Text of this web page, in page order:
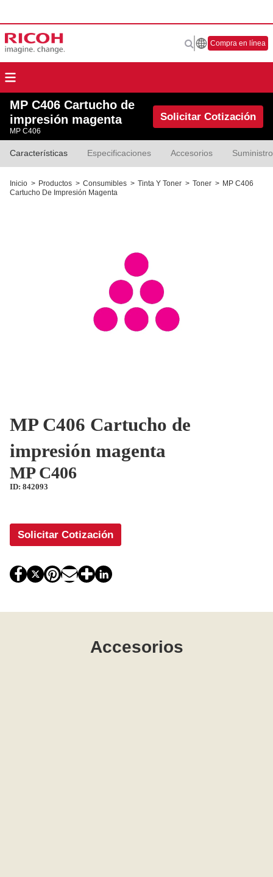
Compra en línea
MP C406 Cartucho de
impresión magenta
MP C406
Solicitar Cotización
Características Especificaciones Accesorios
Inicio > Productos > Consumibles > Tinta Y Toner > Toner > MP C406
Cartucho De Impresión Magenta
MP C406 Cartucho de
impresión magenta
MP C406
ID: 842093
Solicitar Cotización
Accesorios